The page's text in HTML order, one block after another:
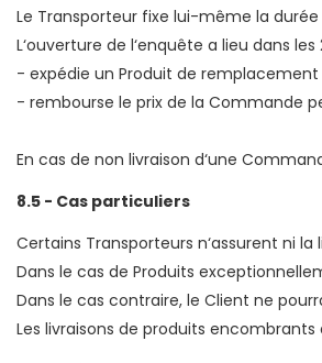
Le Transporteur fixe lui-même la durée de l‘enquête de perte. Par exemple, un Produit livré par Coliposte et non livré au Client fera l‘objet d‘une enquête d‘une durée de 20
L‘ouverture de l‘enquête a lieu dans les 24 heures ouvrées suivant la transmission par le Client à MECA-EXPRESS de l‘information de la non réception de sa Commande ainsi que des documents nécessaires à l‘ouverture de cette enquête que MECA-EXPRESS est susceptible de demander au client. Si pendant le délai
- expédie un Produit de remplacement à ses frais si le
- rembourse le prix de la Commande perdue par le Transporteur ou propose un avoir sur le prochain achat si le
En cas de non livraison d‘une Commande ou d‘une partie de Commande le Client dispose d‘un délai de soixante (60) jours maximum à compter de la date indiquée pour la livraison de la Commande pour en avertir le Service Client. A l‘expiration de ce délai, plus aucune
8.5 - Cas particuliers
Dans le cas de Produits exceptionnellement volumineux le Client est tenu de s‘assurer au préalable que l‘accès principal au lieu de livraison qu‘il a choisi - notamment la
Dans le cas contraire, le Client ne pourra être livré de sa Commande et les frais de livraison resteront à sa charge dès lors
Les livraisons de produits encombrants et/ou fragiles effectuées par un autre transporteur que la Poste sont limitées à la France métropolitaine hors îles non